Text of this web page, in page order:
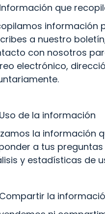
Información que
información
a nuestro
con nosotros
electrónico,
Uso de la información
la información
a tus
y estadísticas de
Compartir la